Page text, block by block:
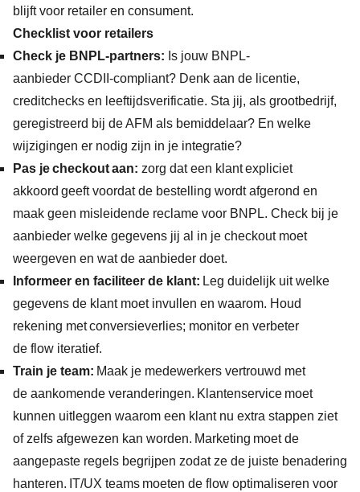
blijft voor retailer en consument.
Checklist voor retailers
Check je BNPL-partners: Is jouw BNPL-
aanbieder CCDII-compliant? Denk aan de licentie,
creditchecks en leeftijdsverificatie. Sta jij, als grootbedrijf,
geregistreerd bij de AFM als bemiddelaar? En welke
wijzigingen er nodig zijn in je integratie?
Pas je checkout aan: zorg dat een klant expliciet
akkoord geeft voordat de bestelling wordt afgerond en
maak geen misleidende reclame voor BNPL. Check bij je
aanbieder welke gegevens jij al in je checkout moet
weergeven en wat de aanbieder doet.
Informeer en faciliteer de klant: Leg duidelijk uit welke
gegevens de klant moet invullen en waarom. Houd
rekening met conversieverlies; monitor en verbeter
de flow iteratief.
Train je team: Maak je medewerkers vertrouwd met
de aankomende veranderingen. Klantenservice moet
kunnen uitleggen waarom een klant nu extra stappen ziet
of zelfs afgewezen kan worden. Marketing moet de
aangepaste regels begrijpen zodat ze de juiste benadering
hanteren. IT/UX teams moeten de flow optimaliseren voor